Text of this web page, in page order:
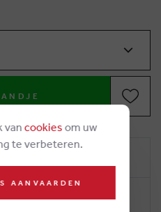
van cookies om uw
te verbeteren.
AANVAARDEN